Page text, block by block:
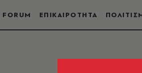
FORUM ΕΠΙΚΑΙΡΟΤΗΤΑ